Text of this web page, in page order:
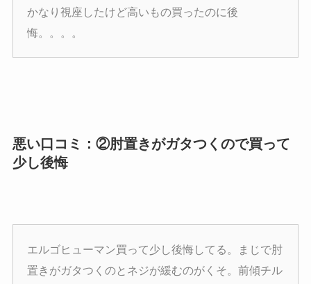
かなり視座したけど高いもの買ったのに後
悔。。。。
悪い口コミ：②肘置きがガタつくので買って
少し後悔
エルゴヒューマン買って少し後悔してる。まじで肘
置きがガタつくのとネジが緩むのがくそ。前傾チル